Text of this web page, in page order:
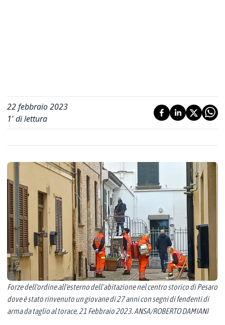
22 febbraio 2023
1' di lettura
Forze dell'ordine all'esterno dell'abitazione nel centro storico di Pesaro
dove è stato rinvenuto un giovane di 27 anni con segni di fendenti di
arma da taglio al torace, 21 Febbraio 2023. ANSA/ROBERTO DAMIANI